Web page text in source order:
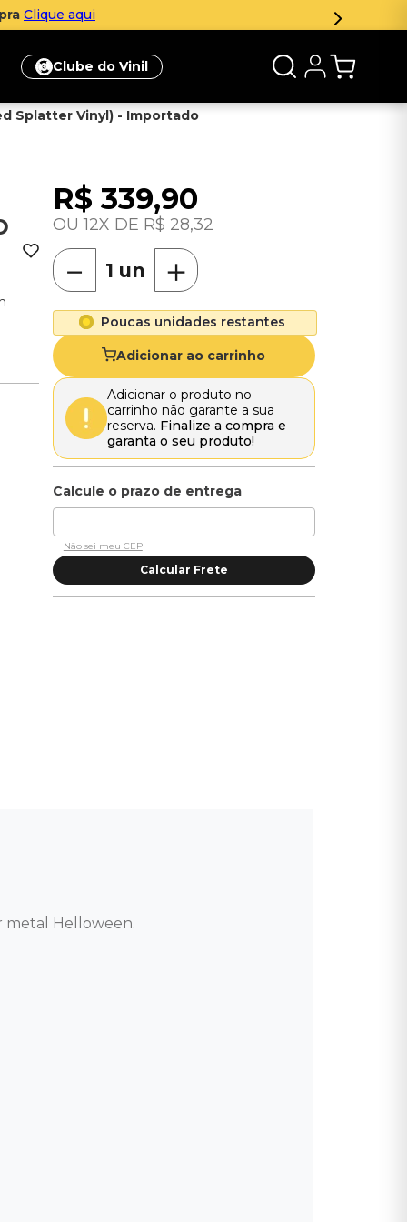
Clique aqui
Clube do Vinil
Splatter Vinyl) - Importado
R$ 339,90
12 R$ 28,32
＋
－
Poucas unidades restantes
Adicionar ao carrinho
Adicionar o produto no
carrinho não garante a sua
reserva. Finalize a compra e
garanta o seu produto!
Não sei meu CEP
metal Helloween.